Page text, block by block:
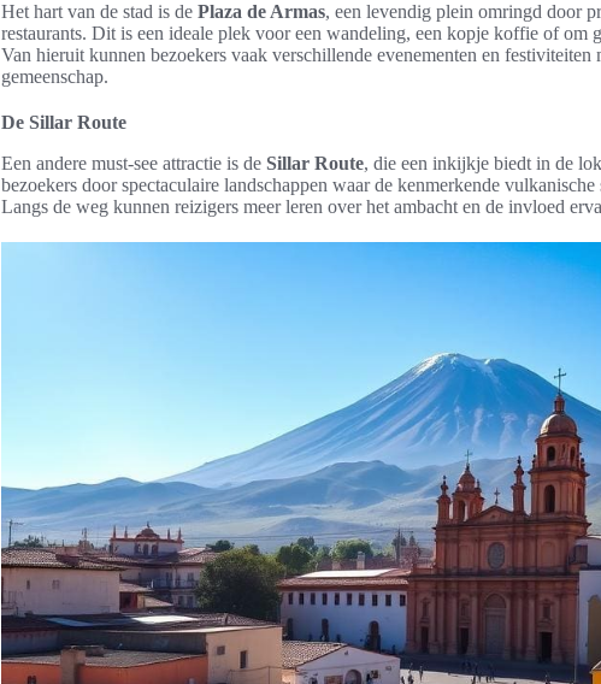
Het hart van de stad is de Plaza de Armas, een levendig plein omringd door
restaurants. Dit is een ideale plek voor een wandeling, een kopje koffie of om
Van hieruit kunnen bezoekers vaak verschillende evenementen en
gemeenschap.
De Sillar Route
Een andere must-see attractie is de Sillar Route, die een inkijkje biedt in de
bezoekers door spectaculaire landschappen waar de kenmerkende vulkanische
Langs de weg kunnen reizigers meer leren over het ambacht en de invloed